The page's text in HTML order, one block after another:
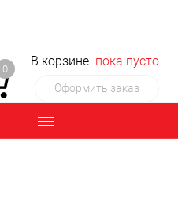
0
В корзине пока пусто
Оформить заказ